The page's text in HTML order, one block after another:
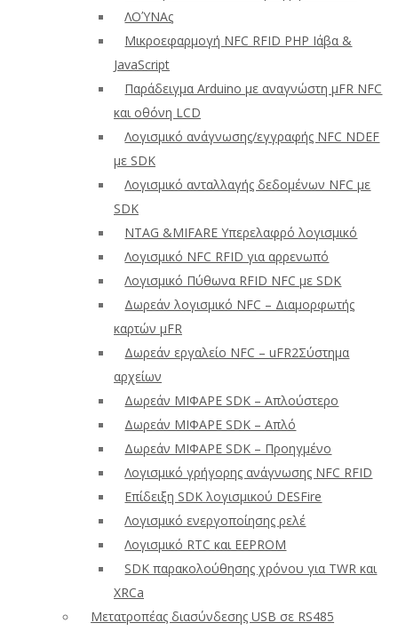
ΛΟΎΝΑς
Μικροεφαρμογή NFC RFID PHP Ιάβα &
JavaScript
Παράδειγμα Arduino με αναγνώστη μFR NFC
και οθόνη LCD
Λογισμικό ανάγνωσης/εγγραφής NFC NDEF
με SDK
Λογισμικό ανταλλαγής δεδομένων NFC με
SDK
NTAG &MIFARE Υπερελαφρό λογισμικό
Λογισμικό NFC RFID για αρρενωπό
Λογισμικό Πύθωνα RFID NFC με SDK
Δωρεάν λογισμικό NFC – Διαμορφωτής
καρτών μFR
Δωρεάν εργαλείο NFC – uFR2Σύστημα
αρχείων
Δωρεάν ΜΙΦΑΡΕ SDK – Απλούστερο
Δωρεάν ΜΙΦΑΡΕ SDK – Απλό
Δωρεάν ΜΙΦΑΡΕ SDK – Προηγμένο
Λογισμικό γρήγορης ανάγνωσης NFC RFID
Επίδειξη SDK λογισμικού DESFire
Λογισμικό ενεργοποίησης ρελέ
Λογισμικό RTC και EEPROM
SDK παρακολούθησης χρόνου για TWR και
XRCa
Μετατροπέας διασύνδεσης USB σε RS485